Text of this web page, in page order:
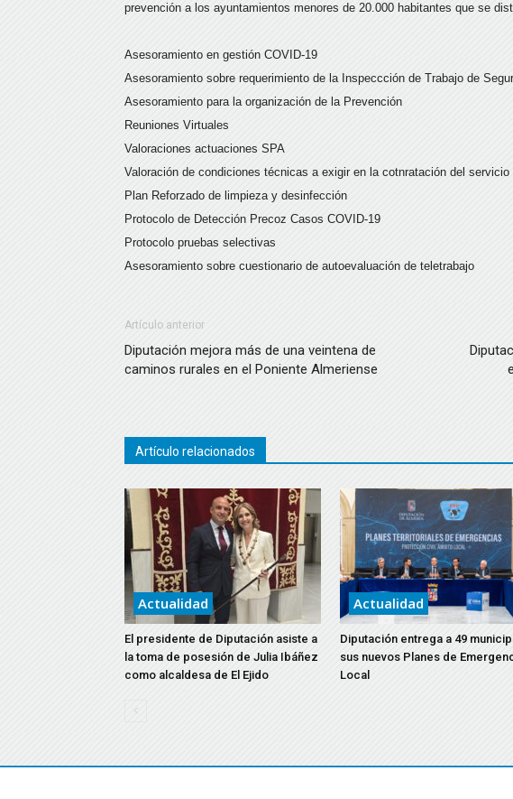
prevención a los ayuntamientos menores de 20.000 habitantes que se
Asesoramiento en gestión COVID-19
Asesoramiento sobre requerimiento de la Inspeccción de Trabajo de
Asesoramiento para la organización de la Prevención
Reuniones Virtuales
Valoraciones actuaciones SPA
Valoración de condiciones técnicas a exigir en la cotnratación del servicio
Plan Reforzado de limpieza y desinfección
Protocolo de Detección Precoz Casos COVID-19
Protocolo pruebas selectivas
Asesoramiento sobre cuestionario de autoevaluación de teletrabajo
Artículo anterior
Diputación mejora más de una veintena de
caminos rurales en el Poniente Almeriense
Artículo relacionados
Actualidad
El presidente de Diputación asiste a
la toma de posesión de Julia Ibáñez
como alcaldesa de El Ejido
Actualidad
Diputación entrega a 49
sus nuevos Planes de
Local